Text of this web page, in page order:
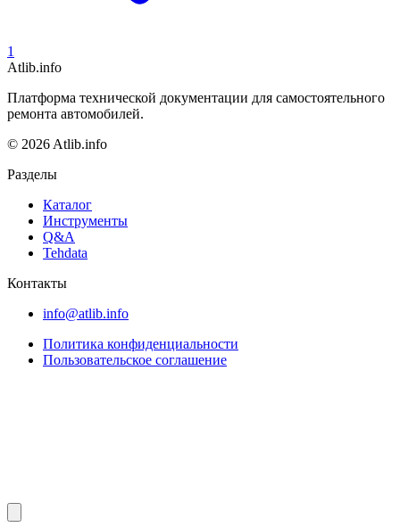
1
Atlib.info
Платформа технической документации для самостоятельного
ремонта автомобилей.
© 2026 Atlib.info
Разделы
Каталог
Инструменты
Q&A
Tehdata
Контакты
info@atlib.info
Политика конфиденциальности
Пользовательское соглашение